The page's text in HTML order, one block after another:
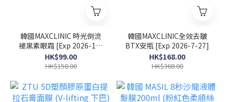
韓國MAXCLINIC 時光倒流
褪黑素眼霜 [Exp 2026-12-
13]
HK$99.00
HK$158.00
韓國MAXCLINIC全效去皺
BTX安瓶 [Exp 2026-7-27]
HK$168.00
HK$368.00